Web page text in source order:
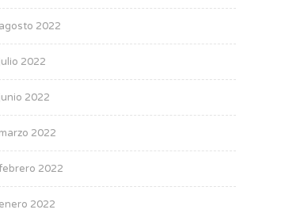
agosto 2022
julio 2022
junio 2022
marzo 2022
2022
enero 2022